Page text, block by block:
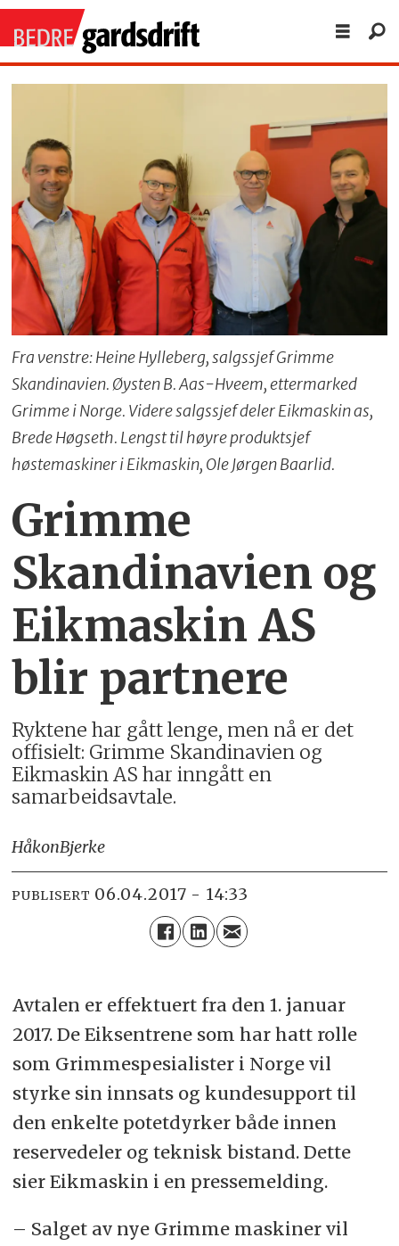
Fra venstre: Heine Hylleberg, salgssjef Grimme
Skandinavien. Øysten B. Aas-Hveem, ettermarked
Grimme i Norge. Videre salgssjef deler Eikmaskin as,
Brede Høgseth. Lengst til høyre produktsjef
høstemaskiner i Eikmaskin, Ole Jørgen Baarlid.
Grimme
Skandinavien og
Eikmaskin AS
blir partnere
Ryktene har gått lenge, men nå er det
offisielt: Grimme Skandinavien og
Eikmaskin AS har inngått en
samarbeidsavtale.
HåkonBjerke
PUBLISERT 06.04.2017 - 14:33
Avtalen er effektuert fra den 1. januar
2017. De Eiksentrene som har hatt rolle
som Grimmespesialister i Norge vil
styrke sin innsats og kundesupport til
den enkelte potetdyrker både innen
reservedeler og teknisk bistand. Dette
sier Eikmaskin i en pressemelding.
– Salget av nye Grimme maskiner vil